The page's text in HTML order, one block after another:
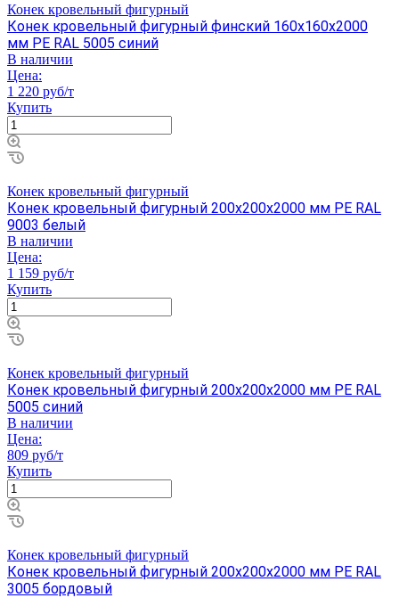
Конек кровельный фигурный
Конек кровельный фигурный финский 160х160х2000
мм PE RAL 5005 синий
В наличии
Цена:
1 220 руб/т
Купить
Конек кровельный фигурный
Конек кровельный фигурный 200х200х2000 мм PE RAL
9003 белый
В наличии
Цена:
1 159 руб/т
Купить
Конек кровельный фигурный
Конек кровельный фигурный 200х200х2000 мм PE RAL
5005 синий
В наличии
Цена:
809 руб/т
Купить
Конек кровельный фигурный
Конек кровельный фигурный 200х200х2000 мм PE RAL
3005 бордовый